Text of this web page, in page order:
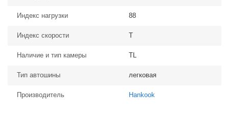
Индекс нагрузки 88
Индекс скорости T
Наличие и тип камеры TL
Тип автошины легковая
Производитель Hankook